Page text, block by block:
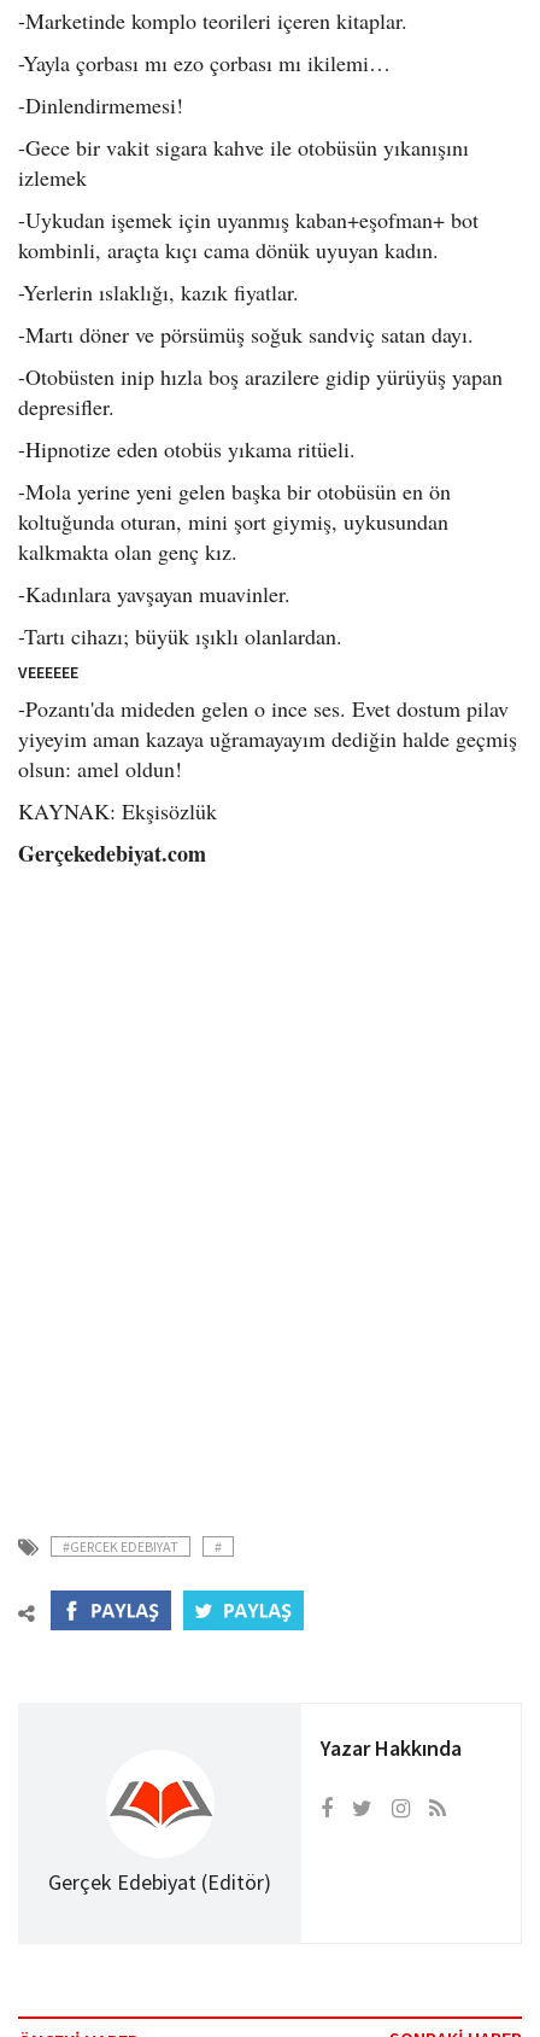
-Marketinde komplo teorileri içeren kitaplar.
-Yayla çorbası mı ezo çorbası mı ikilemi…
-Dinlendirmemesi!
-Gece bir vakit sigara kahve ile otobüsün yıkanışını
izlemek
-Uykudan işemek için uyanmış kaban+eşofman+ bot
kombinli, araçta kıçı cama dönük uyuyan kadın.
-Yerlerin ıslaklığı, kazık fiyatlar.
-Martı döner ve pörsümüş soğuk sandviç satan dayı.
-Otobüsten inip hızla boş arazilere gidip yürüyüş yapan
depresifler.
-Hipnotize eden otobüs yıkama ritüeli.
-Mola yerine yeni gelen başka bir otobüsün en ön
koltuğunda oturan, mini şort giymiş, uykusundan
kalkmakta olan genç kız.
-Kadınlara yavşayan muavinler.
-Tartı cihazı; büyük ışıklı olanlardan.
VEEEEEE
-Pozantı'da mideden gelen o ince ses. Evet dostum pilav
yiyeyim aman kazaya uğramayayım dediğin halde geçmiş
olsun: amel oldun!
KAYNAK: Ekşisözlük
Gerçekedebiyat.com
#GERCEK EDEBIYAT #
Gerçek Edebiyat (Editör)
Yazar Hakkında